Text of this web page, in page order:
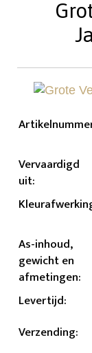
Vervaardigd
uit:
As-inhoud,
gewicht en
afmetingen:
Levertijd:
Verzending: